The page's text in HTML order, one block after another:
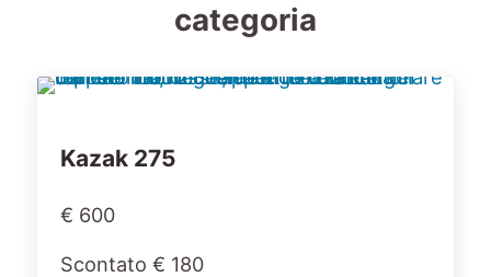
categoria
Kazak 275
€ 600
Scontato € 180